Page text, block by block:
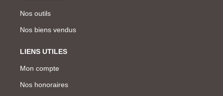
Nos outils
Nos biens vendus
LIENS UTILES
Mon compte
Nos honoraires